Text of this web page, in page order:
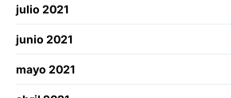
julio 2021
junio 2021
mayo 2021